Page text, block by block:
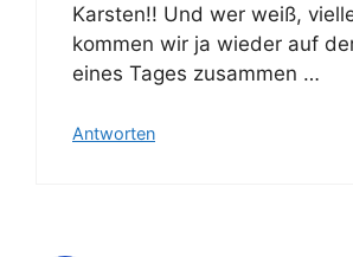
Karsten!! Und wer weiß,
kommen wir ja wieder auf
eines Tages zusammen …
Antworten